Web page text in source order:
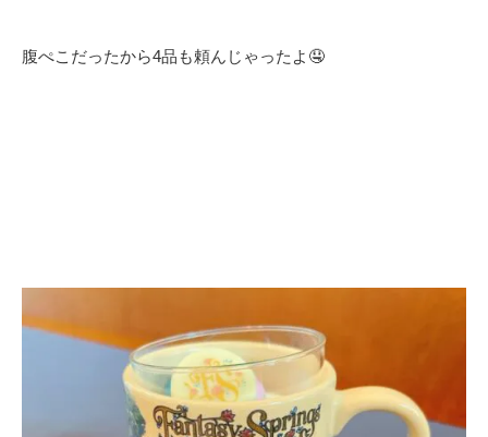
腹ぺこだったから4品も頼んじゃったよ🤤